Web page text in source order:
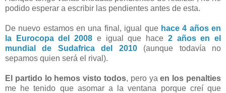
podido esperar a escribir las pendientes antes de esta.
De nuevo estamos en una final, igual que hace 4 años en
la Eurocopa del 2008 e igual que hace 2 años en el
mundial de Sudafrica del 2010(aunque todavía no
sepamos quien será el rival).
El partido lo hemos visto todos, pero yaen los penalties
me he tenido que asomar a la ventana porque creí que